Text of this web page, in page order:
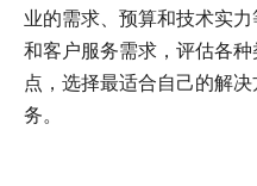
业的需求、预算和技术实
和客户服务需求，评估各
点，选择最适合自己的解
务。